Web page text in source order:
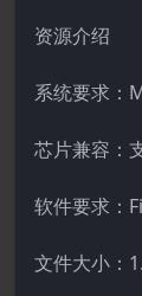
资源介绍
系统要求：
芯片兼容：
软件要求：
文件大小：